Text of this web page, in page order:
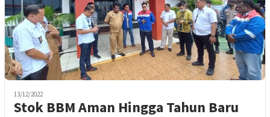
13/12/2022
Stok BBM Aman Hingga Tahun Baru